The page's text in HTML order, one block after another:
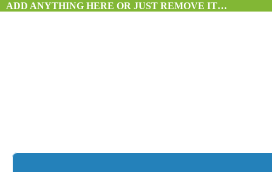
ADD ANYTHING HERE OR JUST REMOVE IT…